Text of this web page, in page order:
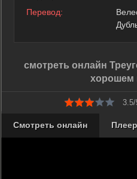
Перевод:
смотреть онлайн
хорошем
Смотреть онлайн